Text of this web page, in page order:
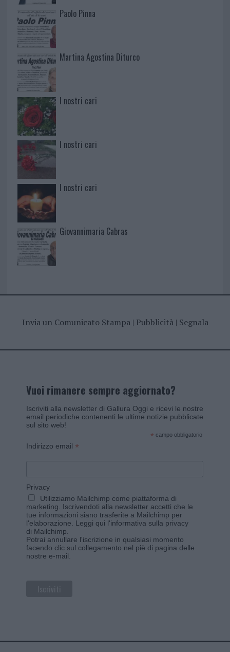
Paolo Pinna
Martina Agostina Diturco
I nostri cari
I nostri cari
I nostri cari
Giovannimaria Cabras
Invia un Comunicato Stampa| Pubblicità| Segnala
Vuoi rimanere sempre aggiornato?
Iscriviti alla newsletter di Gallura Oggi e ricevi le nostre
email periodiche contenenti le ultime notizie pubblicate
sul sito web!
* campo obbligatorio
Indirizzo email *
Privacy
Utilizziamo Mailchimp come piattaforma di
marketing. Iscrivendoti alla newsletter accetti che le
tue informazioni siano trasferite a Mailchimp per
l'elaborazione. Leggi qui l'informativa sulla privacy
di Mailchimp
Potrai annullare l'iscrizione in qualsiasi momento
facendo clic sul collegamento nel piè di pagina delle
nostre e-mail.